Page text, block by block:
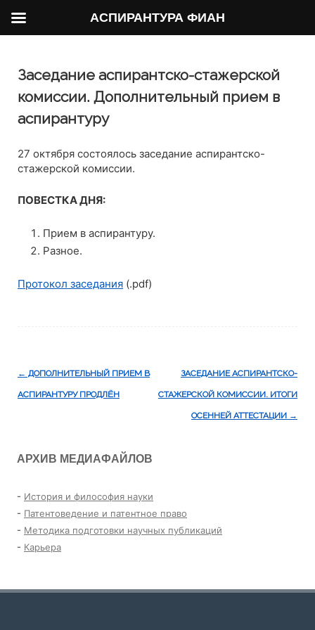
Заседание аспирантско-стажерской
комиссии. Дополнительный прием в
аспирантуру
27 октября состоялось заседание аспирантско-
стажерской комиссии.
ПОВЕСТКА ДНЯ:
Прием в аспирантуру.
Разное.
Протокол заседания (.pdf)
Навигация
по
← ДОПОЛНИТЕЛЬНЫЙ ПРИЕМ В
АСПИРАНТУРУ ПРОДЛЁН
ЗАСЕДАНИЕ АСПИРАНТСКО-
СТАЖЕРСКОЙ КОМИССИИ. ИТОГИ
ОСЕННЕЙ АТТЕСТАЦИИ →
АРХИВ МЕДИАФАЙЛОВ
- История и философия науки
- Патентоведение и патентное право
- Методика подготовки научных публикаций
- Карьера
АСПИРАНТУРА ФИАН